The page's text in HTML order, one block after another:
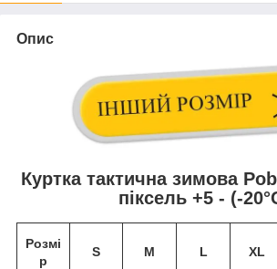
Опис
Куртка тактична зимова
піксель +5 - (-
Розмі
р
S M L XL